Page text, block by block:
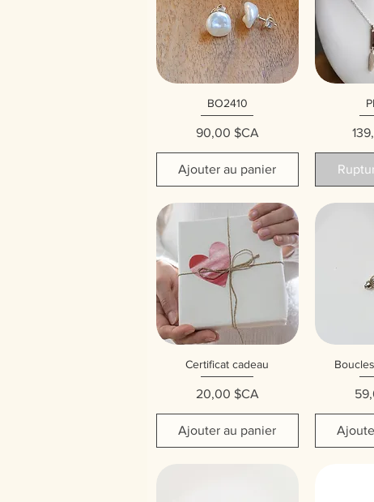
Aperçu rapide
BO2410
Prix
90,00 $CA
Ajouter au panier
Aperçu rapide
Certificat cadeau
Prix
20,00 $CA
Ajouter au panier